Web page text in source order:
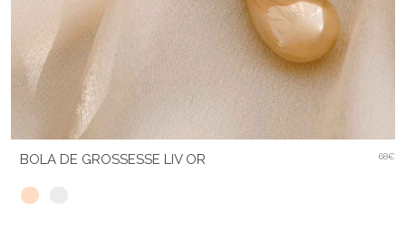
BOLA DE GROSSESSE LIV OR 68€